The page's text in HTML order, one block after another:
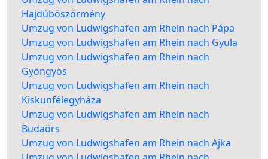
Hajdúböszörmény
Umzug von Ludwigshafen am Rhein nach Pápa
Umzug von Ludwigshafen am Rhein nach Gyula
Umzug von Ludwigshafen am Rhein nach
Gyöngyös
Umzug von Ludwigshafen am Rhein nach
Kiskunfélegyháza
Umzug von Ludwigshafen am Rhein nach
Budaörs
Umzug von Ludwigshafen am Rhein nach Ajka